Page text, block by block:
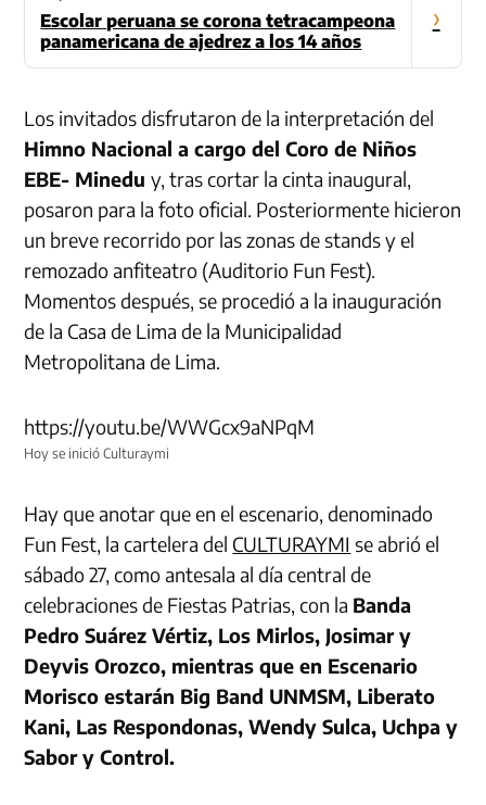
Escolar peruana se corona tetracampeona
panamericana de ajedrez a los 14 años
›
Los invitados disfrutaron de la interpretación del
Himno Nacional a cargo del Coro de Niños
EBE- Mineduy, tras cortar la cinta inaugural,
posaron para la foto oficial. Posteriormente hicieron
un breve recorrido por las zonas de stands y el
remozado anfiteatro (Auditorio Fun Fest).
Momentos después, se procedió a la inauguración
de la Casa de Lima de la Municipalidad
Metropolitana de Lima.
https://youtu.be/WWGcx9aNPqM
Hoy se inició Culturaymi
Hay que anotar que en el escenario, denominado
Fun Fest, la cartelera del CULTURAYMI se abrió el
sábado 27, como antesala al día central de
celebraciones de Fiestas Patrias, con la Banda
Pedro Suárez Vértiz, Los Mirlos, Josimar y
Deyvis Orozco, mientras que en Escenario
Morisco estarán Big Band UNMSM, Liberato
Kani, Las Respondonas, Wendy Sulca, Uchpa y
Sabor y Control.